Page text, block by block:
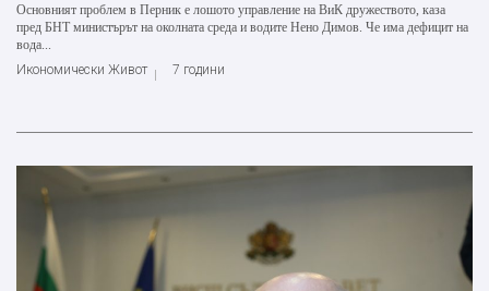
Основният проблем в Перник е лошото управление на ВиК дружеството, каза
пред БНТ министърът на околната среда и водите Нено Димов. Че има дефицит на
вода...
Икономически Живот
7 години